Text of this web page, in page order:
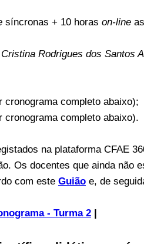
síncronas + 10 horas on-line
Rodrigues dos Santos
cronograma completo abaixo);
cronograma completo abaixo).
na plataforma CFAE
Os docentes que ainda não
com este Guião e, de
- Turma 2 |